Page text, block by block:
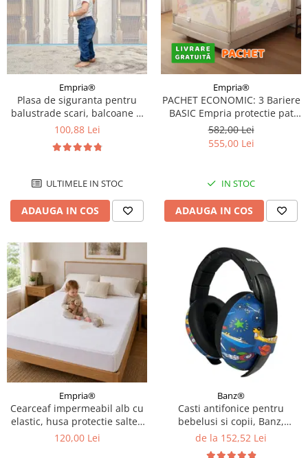
Empria®
Plasa de siguranta pentru
balustrade scari, balcoane si
terase, 300 x 78 cm, alb
100,88 Lei
ULTIMELE IN STOC
ADAUGA IN COS
Empria®
PACHET ECONOMIC: 3 Bariere
BASIC Empria protectie pat
160X200 cm
582,00 Lei
555,00 Lei
IN STOC
ADAUGA IN COS
Empria®
Cearceaf impermeabil alb cu
elastic, husa protectie saltea
tip prosop, 160x200x40 cm
120,00 Lei
Banz®
Casti antifonice pentru
bebelusi si copii, Banz,
Bubzee, 3-36 luni, Diverse
de la 152,52 Lei